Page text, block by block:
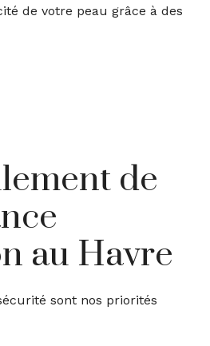
de votre peau grâce à des
de
au Havre
sont nos priorités